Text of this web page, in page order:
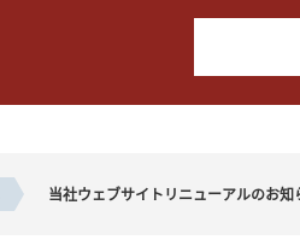
当社ウェブサイトリニューアルのお知